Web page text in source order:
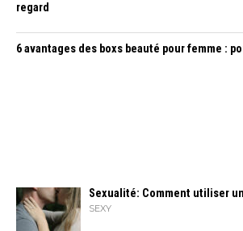
regard
6 avantages des boxs beauté pour femme :
Sexualité: Comment utiliser
SEXY